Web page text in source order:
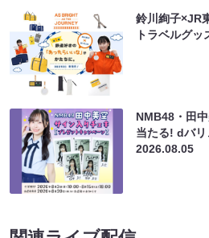
鈴川絢子×JR
トラベルグ
NMB48・田
当たる! dバ
2026.08.05